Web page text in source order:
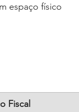
espaço físico
Fiscal